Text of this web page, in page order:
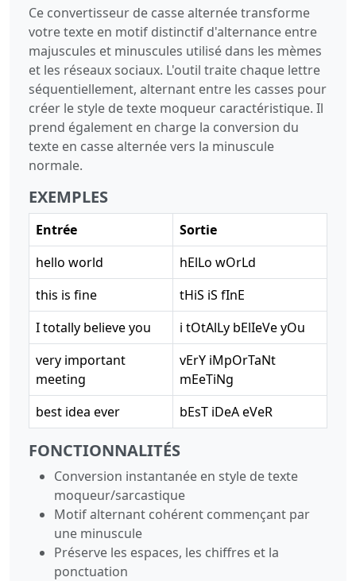
Ce convertisseur de casse alternée transforme
votre texte en motif distinctif d'alternance entre
majuscules et minuscules utilisé dans les mèmes
et les réseaux sociaux. L'outil traite chaque lettre
séquentiellement, alternant entre les casses pour
créer le style de texte moqueur caractéristique. Il
prend également en charge la conversion du
texte en casse alternée vers la minuscule
normale.
EXEMPLES
Entrée
Sortie
hello world
hElLo wOrLd
this is fine
tHiS iS fInE
I totally believe you
i tOtAlLy bElIeVe yOu
very important
meeting
vErY iMpOrTaNt
mEeTiNg
best idea ever
bEsT iDeA eVeR
FONCTIONNALITÉS
Conversion instantanée en style de texte
moqueur/sarcastique
Motif alternant cohérent commençant par
une minuscule
Préserve les espaces, les chiffres et la
ponctuation